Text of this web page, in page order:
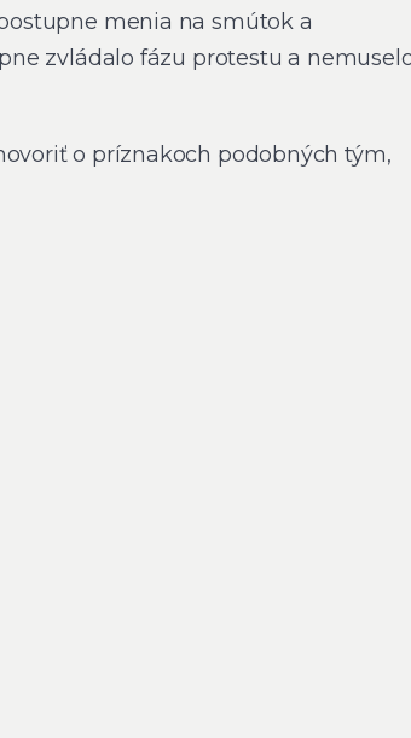
menia na smútok a
zvládalo fázu protestu a
o príznakoch podobných tým,